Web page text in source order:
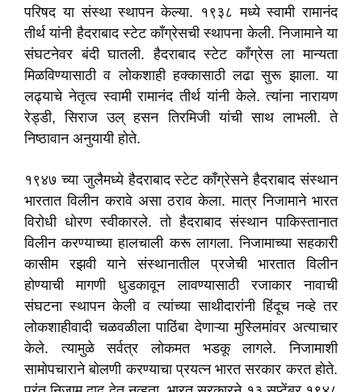
परिषद या संस्था स्थापन केल्या. १९३८ मध्ये स्वामी रामानंद
तीर्थ यांनी हैदराबाद स्टेट काँग्रेसची स्थापना केली. निजामाने या
संघटनेवर बंदी घातली. हैदराबाद स्टेट काँग्रेस ला मान्यता
मिळविण्यासाठी व लोकशाही हक्कासाठी लढा सुरू झाला. या
लढ्याचे नेतृत्व स्वामी रामानंद तीर्थ यांनी केले. त्यांना नारायण
रेड्डी, सिराज उल् हसन तिरमिजी यांची साथ लाभली. ते
निष्ठावान अनुयायी होते.
१९४७ च्या जुलैमध्ये हैदराबाद स्टेट काँग्रेसने हैदराबाद संस्थान
भारतात विलीन करावे असा ठराव केला. मात्र निजामाने भारत
विरोधी धोरण स्वीकारले. तो हैदराबाद संस्थान पाकिस्तानात
विलीन करण्याच्या हालचाली करू लागला. निजामाच्या सहकारी
कासीम रझवी याने संस्थानातील प्रजेची भारतात विलीन
होण्याची मागणी धुडकावून लावण्यासाठी रजाकार नावाची
संघटना स्थापन केली व त्यांच्या साथीदारांनी हिंदूच नव्हे तर
लोकशाहीवादी चळवळीला पाठिंबा देणाऱ्या मुस्लिमांवर अत्याचार
केले. त्यामुळे सर्वत्र लोकमत भडकू लागले. निजामाशी
सामोपचाराने बोलणी करण्याचा प्रयत्न भारत सरकार करत होते.